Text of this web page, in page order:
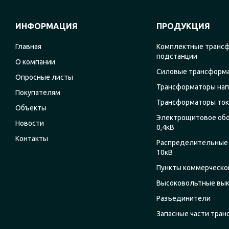
ИНФОРМАЦИЯ
Главная
О компании
Опросные листы
Покупателям
Объекты
Новости
Контакты
ПРОДУКЦИЯ
Комплектные
подстанции
Силовые
Трансформаторы
Трансформаторы
Электрощитовое
0,4кВ
Распределительные
10кВ
Пункты
Высоковольтные
Разъединители
Запасные части